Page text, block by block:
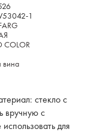
1
COLOR
вина
стекло с
вручную с
для